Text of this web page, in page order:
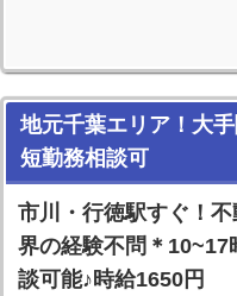
地元千葉エリア！大
短勤務相談可
市川・行徳駅すぐ！
界の経験不問＊10~17
談可能♪時給1650円